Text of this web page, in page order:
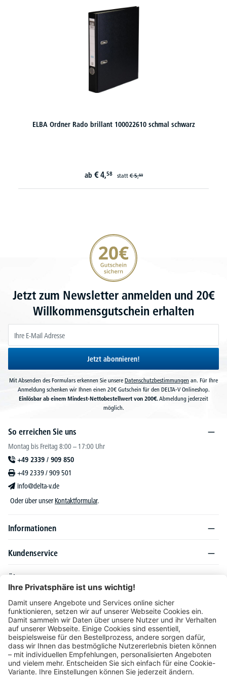
ELBA Ordner Rado brillant 100022610 schmal schwarz
ab € 4,58 statt€ 5,59
20€ Gutschein sichern
Jetzt zum Newsletter anmelden und 20€
Willkommensgutschein erhalten
Jetzt abonnieren!
Mit Absenden des Formulars erkennen Sie unsere Datenschutzbestimmungen an. Für Ihre
Anmeldung schenken wir Ihnen einen 20€ Gutschein für den DELTA-V Onlineshop.
Einlösbar ab einem Mindest-Nettobestellwert von 200€.Abmeldung jederzeit
möglich.
So erreichen Sie uns
Montag bis Freitag 8:00 – 17:00 Uhr
+49 2339 / 909 850
+49 2339 / 909 501
info@delta-v.de
Oder über unser Kontaktformular.
Informationen
Kundenservice
Über DELTA-V
Produktsortiment
Ratgeber
Folgen Sie uns auch auf